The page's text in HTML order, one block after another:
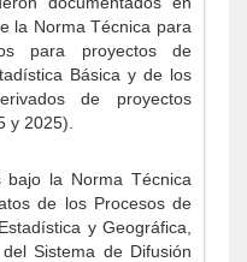
la Norma Técnica para
para proyectos de
Básica y de los
de proyectos
y 2025).
bajo la Norma Técnica
de los Procesos de
y Geográfica,
Sistema de Difusión